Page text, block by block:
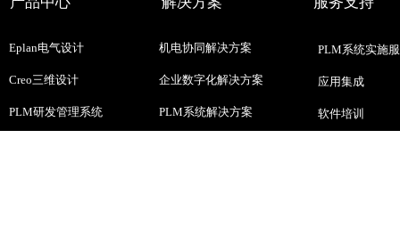
机电协同解决方案
企业数字化解决方案
PLM系统解决方案
PLM系统实施
应用集成
软件培训
Eplan电气设计
Creo三维设计
PLM研发管理系统